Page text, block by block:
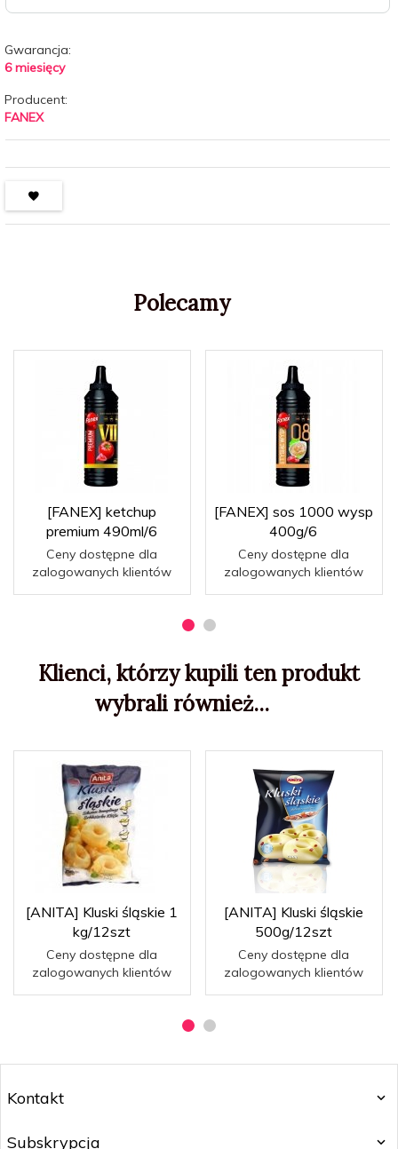
Gwarancja:
6 miesięcy
Producent:
FANEX
Polecamy
[FANEX] ketchup
premium 490ml/6
Ceny dostępne dla
zalogowanych klientów
[FANEX] sos 1000 wysp
400g/6
Ceny dostępne dla
zalogowanych klientów
Klienci, którzy kupili ten produkt
wybrali również...
[ANITA] Kluski śląskie 1
kg/12szt
Ceny dostępne dla
zalogowanych klientów
[ANITA] Kluski śląskie
500g/12szt
Ceny dostępne dla
zalogowanych klientów
Kontakt
Subskrypcja